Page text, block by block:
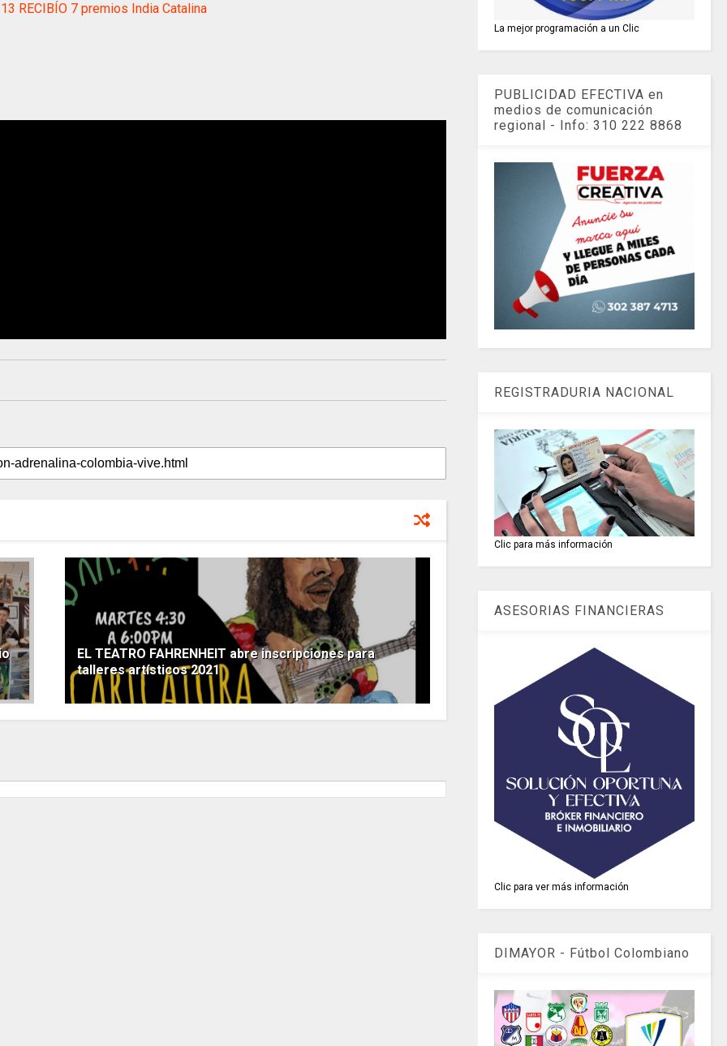
RECIBÍO 7 premios India Catalina
EL TEATRO FAHRENHEIT abre inscripciones para
talleres artísticos 2021
La mejor programación a un Clic
PUBLICIDAD EFECTIVA en
medios de comunicación
regional - Info: 310 222 8868
REGISTRADURIA NACIONAL
Clic para más información
ASESORIAS FINANCIERAS
Clic para ver más información
DIMAYOR - Fútbol Colombiano